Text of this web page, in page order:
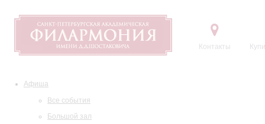
Контакты
Афиша
Все события
Большой зал